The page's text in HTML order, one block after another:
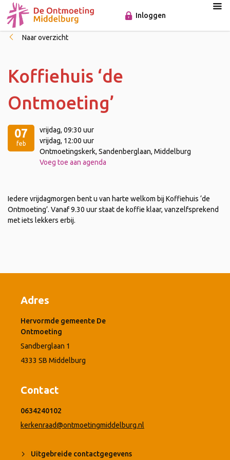
Inloggen
Naar overzicht
Koffiehuis ‘de
Ontmoeting’
07
feb
vrijdag, 09:30 uur
vrijdag, 12:00 uur
Ontmoetingskerk, Sandenberglaan, Middelburg
Voeg toe aan agenda
Iedere vrijdagmorgen bent u van harte welkom bij Koffiehuis ‘de
Ontmoeting’. Vanaf 9.30 uur staat de koffie klaar, vanzelfsprekend
met iets lekkers erbij.
Adres
Hervormde gemeente De
Ontmoeting
Sandberglaan 1
4333 SB Middelburg
Contact
0634240102
kerkenraad@ontmoetingmiddelburg.nl
Uitgebreide contactgegevens